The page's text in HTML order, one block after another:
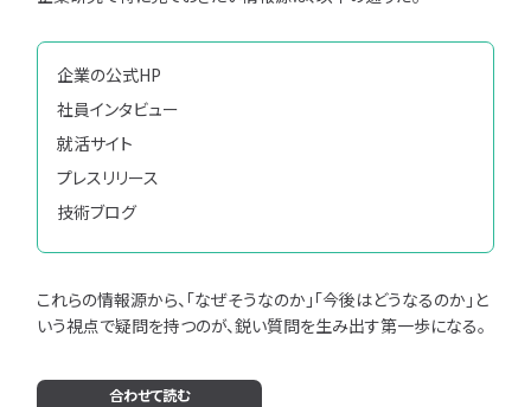
企業の公式HP
社員インタビュー
就活サイト
プレスリリース
技術ブログ
これらの情報源から、「なぜそうなのか」「今後はどうなるのか」と
いう視点で疑問を持つのが、鋭い質問を生み出す第一歩になる。
合わせて読む